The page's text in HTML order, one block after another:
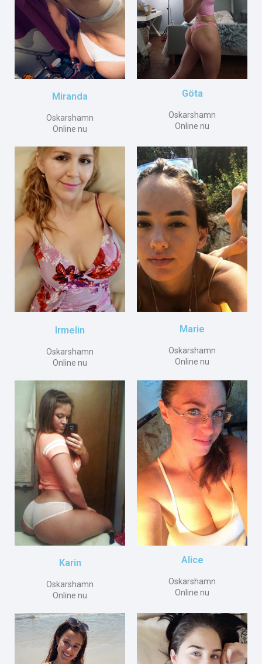
Miranda
Oskarshamn
Online nu
Göta
Oskarshamn
Online nu
Irmelin
Oskarshamn
Online nu
Marie
Oskarshamn
Online nu
Karin
Oskarshamn
Online nu
Alice
Oskarshamn
Online nu